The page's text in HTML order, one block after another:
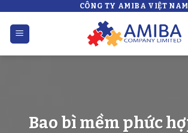
content
CÔNG TY AMIBA VIỆT NAM
Bao bì mềm phức